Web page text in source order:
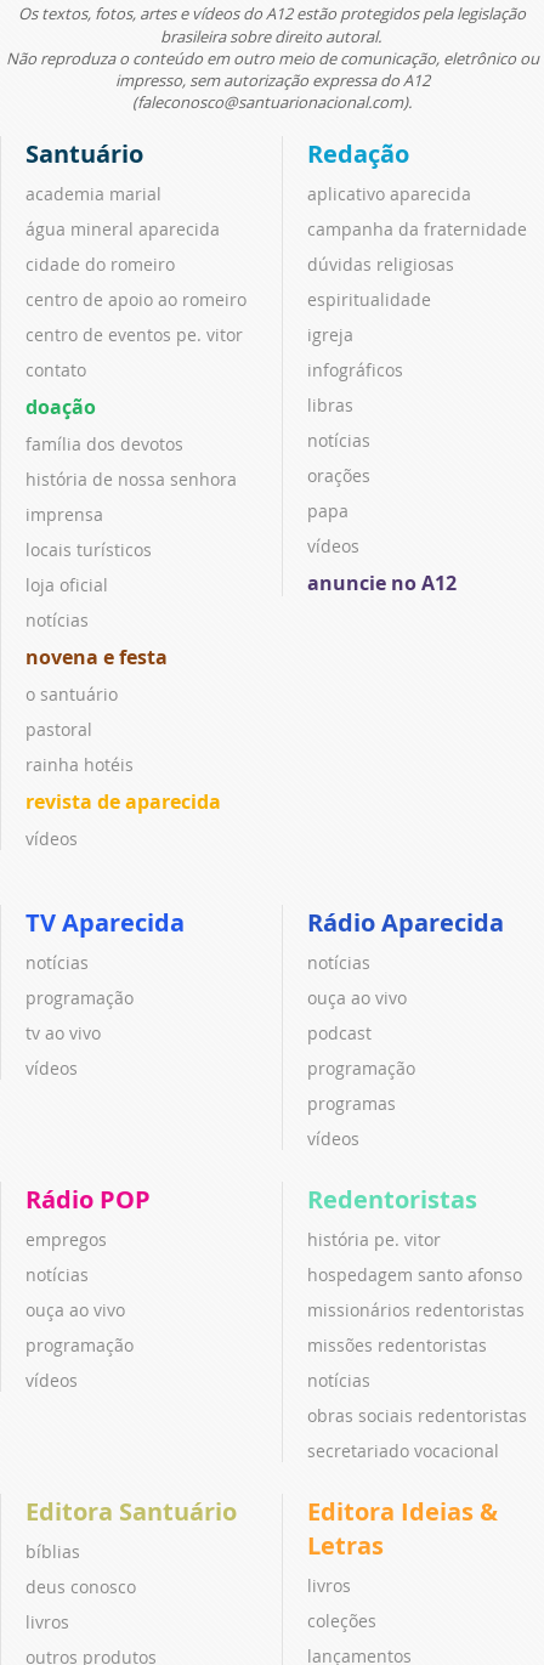
Os textos, fotos, artes e vídeos do A12 estão protegidos pela legislação
brasileira sobre direito autoral.
Não reproduza o conteúdo em outro meio de comunicação, eletrônico ou
impresso, sem autorização expressa do A12
(faleconosco@santuarionacional.com).
Santuário
academia marial
água mineral aparecida
cidade do romeiro
centro de apoio ao romeiro
centro de eventos pe. vitor
contato
doação
família dos devotos
história de nossa senhora
imprensa
locais turísticos
loja oficial
notícias
novena e festa
o santuário
pastoral
rainha hotéis
revista de aparecida
vídeos
Redação
aplicativo aparecida
campanha da fraternidade
dúvidas religiosas
espiritualidade
igreja
infográficos
libras
notícias
orações
papa
vídeos
anuncie no A12
TV Aparecida
notícias
programação
tv ao vivo
vídeos
Rádio Aparecida
notícias
ouça ao vivo
podcast
programação
programas
vídeos
Rádio POP
empregos
notícias
ouça ao vivo
programação
vídeos
Redentoristas
história pe. vitor
hospedagem santo afonso
missionários redentoristas
missões redentoristas
notícias
obras sociais redentoristas
secretariado vocacional
Editora Santuário
bíblias
deus conosco
livros
outros produtos
Editora Ideias &
Letras
livros
coleções
lançamentos